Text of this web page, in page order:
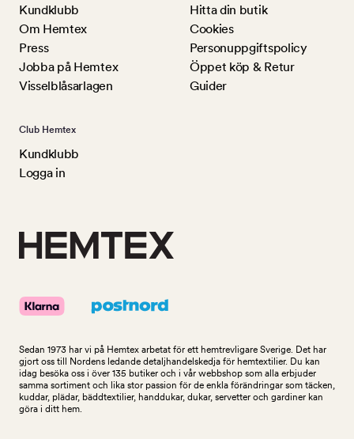
Kundklubb
Om Hemtex
Press
Jobba på Hemtex
Visselblåsarlagen
Hitta din butik
Cookies
Personuppgiftspolicy
Öppet köp & Retur
Guider
Club Hemtex
Kundklubb
Logga in
Sedan 1973 har vi på Hemtex arbetat för ett hemtrevligare Sverige. Det har
gjort oss till Nordens ledande detaljhandelskedja för hemtextilier. Du kan
idag besöka oss i över 135 butiker och i vår webbshop som alla erbjuder
samma sortiment och lika stor passion för de enkla förändringar som täcken,
kuddar, plädar, bäddtextilier, handdukar, dukar, servetter och gardiner kan
göra i ditt hem.